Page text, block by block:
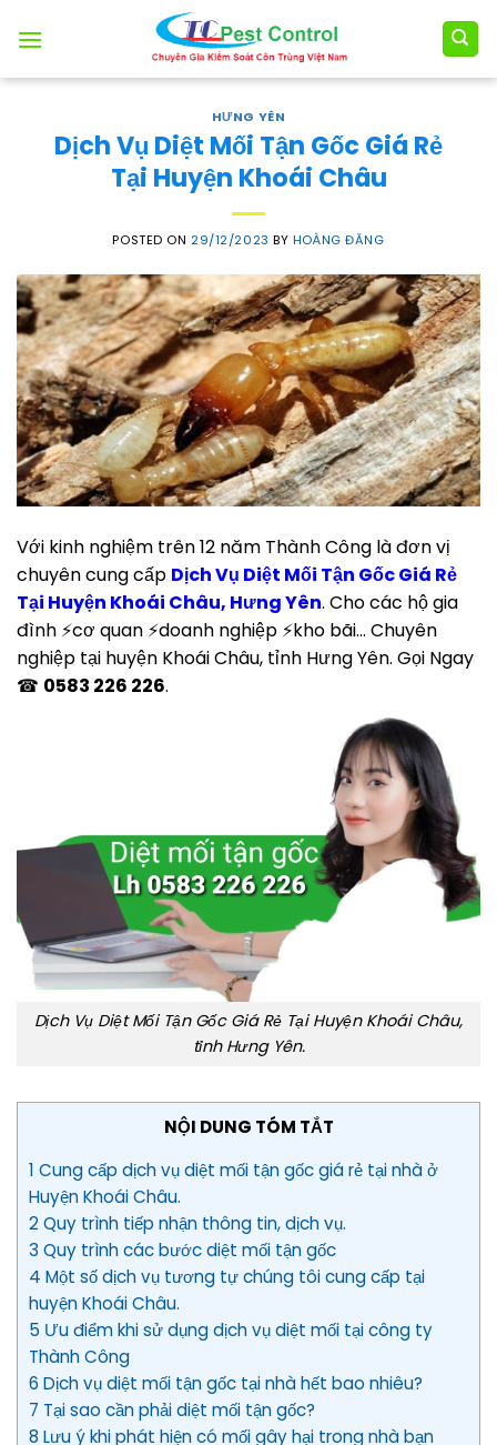
HƯNG YÊN
Dịch Vụ Diệt Mối Tận Gốc Giá Rẻ
Tại Huyện Khoái Châu
POSTED ON 29/12/2023 BY HOÀNG ĐĂNG
Với kinh nghiệm trên 12 năm Thành Công là đơn vị
chuyên cung cấp Dịch Vụ Diệt Mối Tận Gốc Giá Rẻ
Tại Huyện Khoái Châu, Hưng Yên. Cho các hộ gia
đình ⚡cơ quan ⚡doanh nghiệp ⚡kho bãi… Chuyên
nghiệp tại huyện Khoái Châu, tỉnh Hưng Yên. Gọi Ngay
☎ 0583 226 226.
Dịch Vụ Diệt Mối Tận Gốc Giá Rẻ Tại Huyện Khoái Châu,
tỉnh Hưng Yên.
NỘI DUNG TÓM TẮT
1 Cung cấp dịch vụ diệt mối tận gốc giá rẻ tại nhà ở
Huyện Khoái Châu.
2 Quy trình tiếp nhận thông tin, dịch vụ.
3 Quy trình các bước diệt mối tận gốc
4 Một số dịch vụ tương tự chúng tôi cung cấp tại
huyện Khoái Châu.
5 Ưu điểm khi sử dụng dịch vụ diệt mối tại công ty
Thành Công
6 Dịch vụ diệt mối tận gốc tại nhà hết bao nhiêu?
7 Tại sao cần phải diệt mối tận gốc?
8 Lưu ý khi phát hiện có mối gây hại trong nhà bạn